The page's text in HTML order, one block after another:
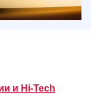
и Hi-Tech